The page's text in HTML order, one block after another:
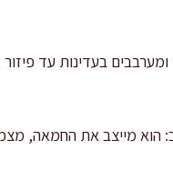
הקלוי ומערבבים בעדינות
20 דקות. הקירור חשוב: הוא